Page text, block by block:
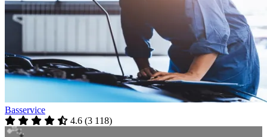
Basservice
4.6 (3 118)